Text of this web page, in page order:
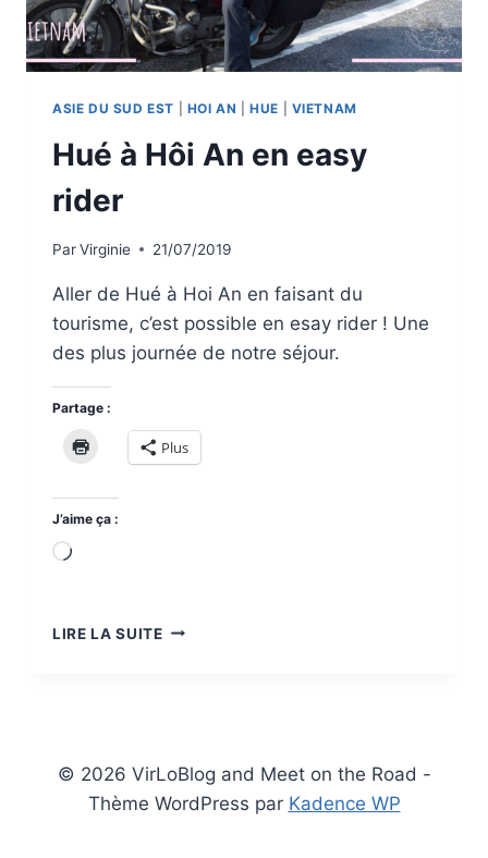
ASIE DU SUD EST HOI AN |HUE VIETNAM
Hué à Hôi An en easy
rider
ParVirginie 21/07/2019
Aller de Hué à Hoi An en faisant du
tourisme, c’est possible en esay rider ! Une
des plus journée de notre séjour.
Partage :
Plus
J’aime ça :
Chargement…
LIRE LA SUITEHUÉ
RIDER
© 2026 VirLoBlog and Meet on the Road -
Thème WordPress par Kadence WP